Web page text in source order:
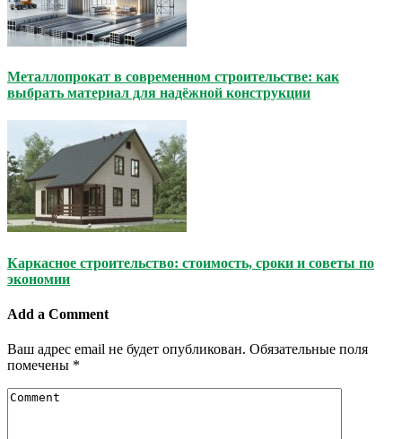
Металлопрокат в современном строительстве: как
выбрать материал для надёжной конструкции
Каркасное строительство: стоимость, сроки и советы по
экономии
Add a Comment
Ваш адрес email не будет опубликован. Обязательные поля
помечены *